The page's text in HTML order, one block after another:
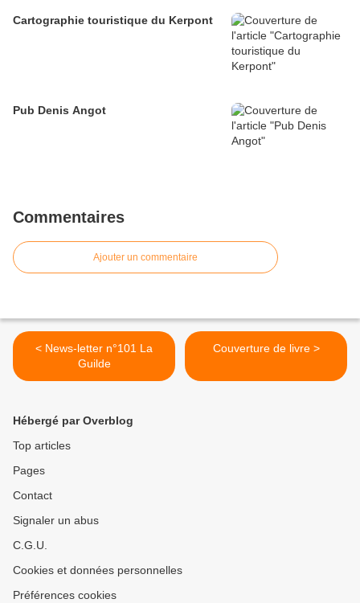
Cartographie touristique du Kerpont
Pub Denis Angot
Commentaires
Ajouter un commentaire
< News-letter n°101 La
Guilde
Couverture de livre >
Hébergé par Overblog
Top articles
Pages
Contact
Signaler un abus
C.G.U.
Cookies et données personnelles
Préférences cookies